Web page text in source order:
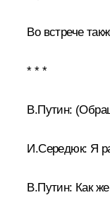
Во встрече
* * *
В.Путин:
И.Середюк: Я
В.Путин: Как